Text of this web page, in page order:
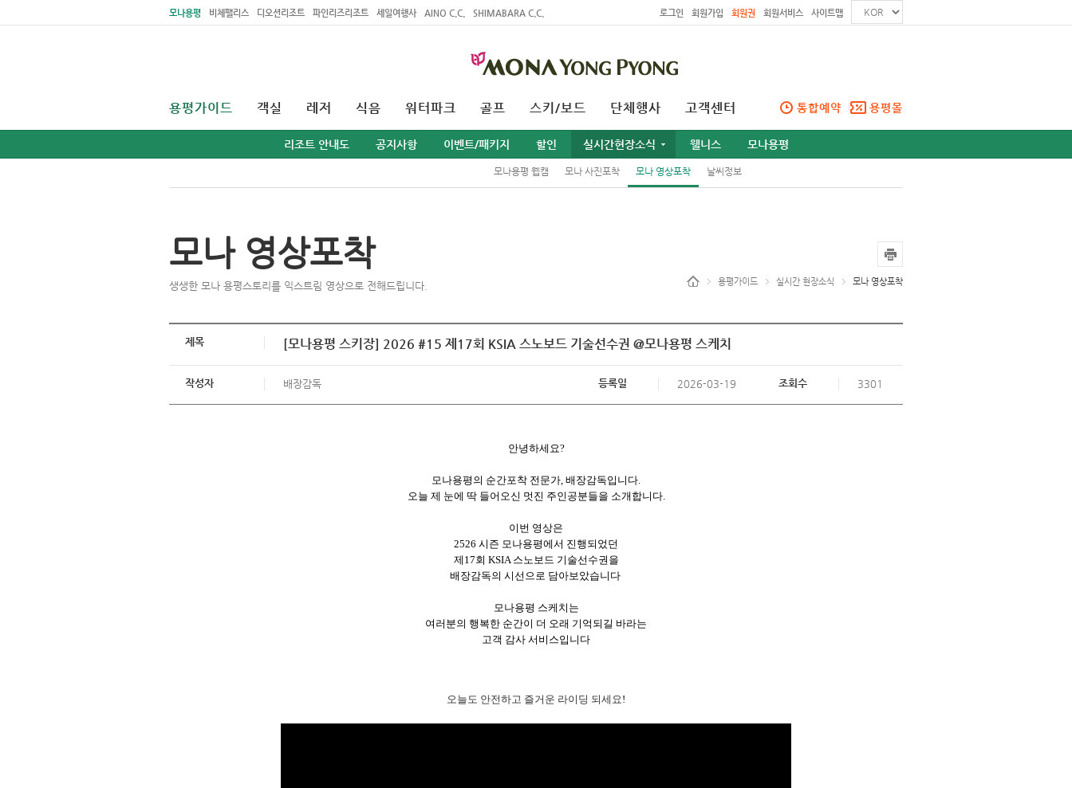
모나용평 비체팰리스 디오션리조트 파인리즈리조트 세일여행사 AINO C.C. SHIMABARA C.C. 로그인 회원가입 회원권 회원서비스 사이트맵
용평가이드
리조트 안내도 공지사항 이벤트/패키지 할인 실시간현장소식
모나용평 웹캠 모나 사진포착 모나 영상포착 날씨정보
웰니스 모나용평
객실 레저 식음 워터파크 골프 스키/보드 단체행사 고객센터 통합예약 용평몰
모나 영상포착
생생한 모나 용평스토리를 익스트림 영상으로 전해드립니다. 용평가이드 실시간 현장소식 모나 영상포착
제목 [모나용평 스키장] 2026 #15 제17회 KSIA 스노보드 기술선수권 @모나용평 스케치
작성자 배장감독 등록일 2026-03-19 조회수 3301
안녕하세요?
모나용평의 순간포착 전문가, 배장감독입니다.
오늘 제 눈에 딱 들어오신 멋진 주인공분들을 소개합니다.
이번 영상은
2526 시즌 모나용평에서 진행되었던
제17회 KSIA 스노보드 기술선수권을
배장감독의 시선으로 담아보았습니다
모나용평 스케치는
여러분의 행복한 순간이 더 오래 기억되길 바라는
고객 감사 서비스입니다
오늘도 안전하고 즐거운 라이딩 되세요!